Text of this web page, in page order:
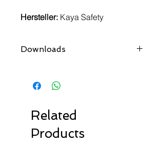
Hersteller: Kaya Safety
Downloads
Related
Products